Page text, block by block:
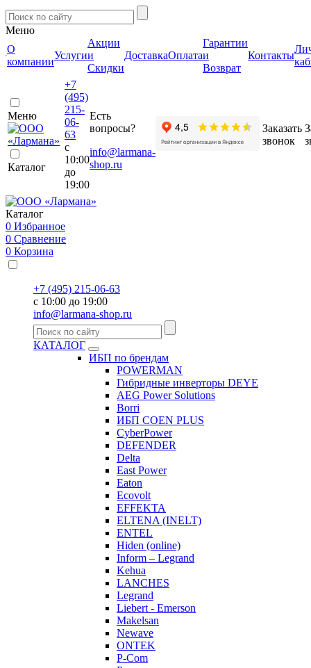
Меню
О
компании
Услуги
Акции
и
Скидки
ДоставкаОплата
Гарантии
и
Возврат
Контакты
Меню
Каталог
+7
(495)
215-
06-
63
с
10:00
до
19:00
Есть
вопросы?
info@larmana-
shop.ru
Заказать
звонок
Каталог
0 Избранное
0 Сравнение
0 Корзина
+7 (495) 215-06-63
с 10:00 до 19:00
info@larmana-shop.ru
КАТАЛОГ
ИБП по брендам
POWERMAN
Гибридные инверторы DEYE
AEG Power Solutions
Borri
ИБП COEN PLUS
CyberPower
DEFENDER
Delta
East Power
Eaton
Ecovolt
EFFEKTA
ELTENA (INELT)
ENTEL
Hiden (online)
Inform – Legrand
Kehua
LANCHES
Legrand
Liebert - Emerson
Makelsan
Newave
ONTEK
P-Com